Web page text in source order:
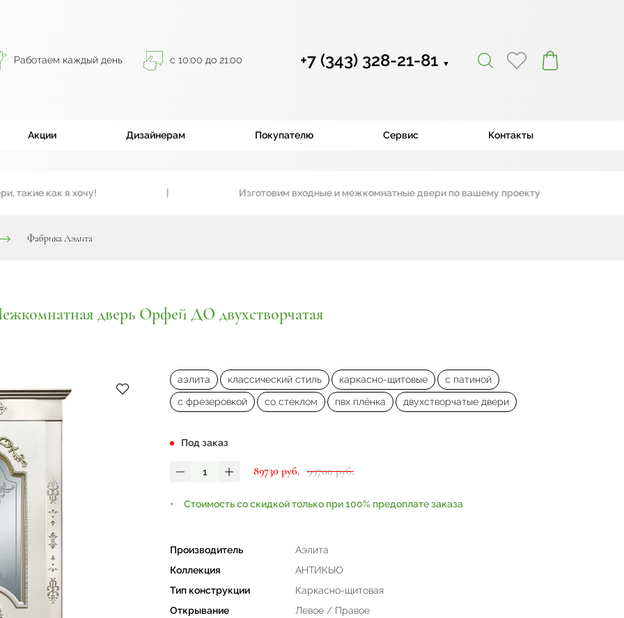
Работаем каждый день с 10:00 до 21:00 +7 (343) 328-21-81 ▼
Акции Дизайнерам Покупателю Сервис Контакты
как я хочу! Изготовим входные и межкомнатные двери по вашему проекту
Фабрика Аэлита
дверь Орфей ДО двухстворчатая
аэлита классический стиль каркасно-щитовые
с патиной
с фрезеровкой
со стеклом пвх плёнка двухстворчатые двери
Под заказ
89730 руб. 99700 руб.
Стоимость со скидкой только при 100% предоплате заказа
Производитель
Аэлита
Коллекция
АНТИКЬЮ
Тип конструкции
Каркасно-щитовая
Открывание
Левое / Правое